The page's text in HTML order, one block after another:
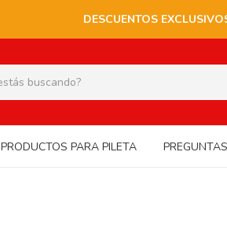
DESCUENTOS
PRODUCTOS PARA PILETA